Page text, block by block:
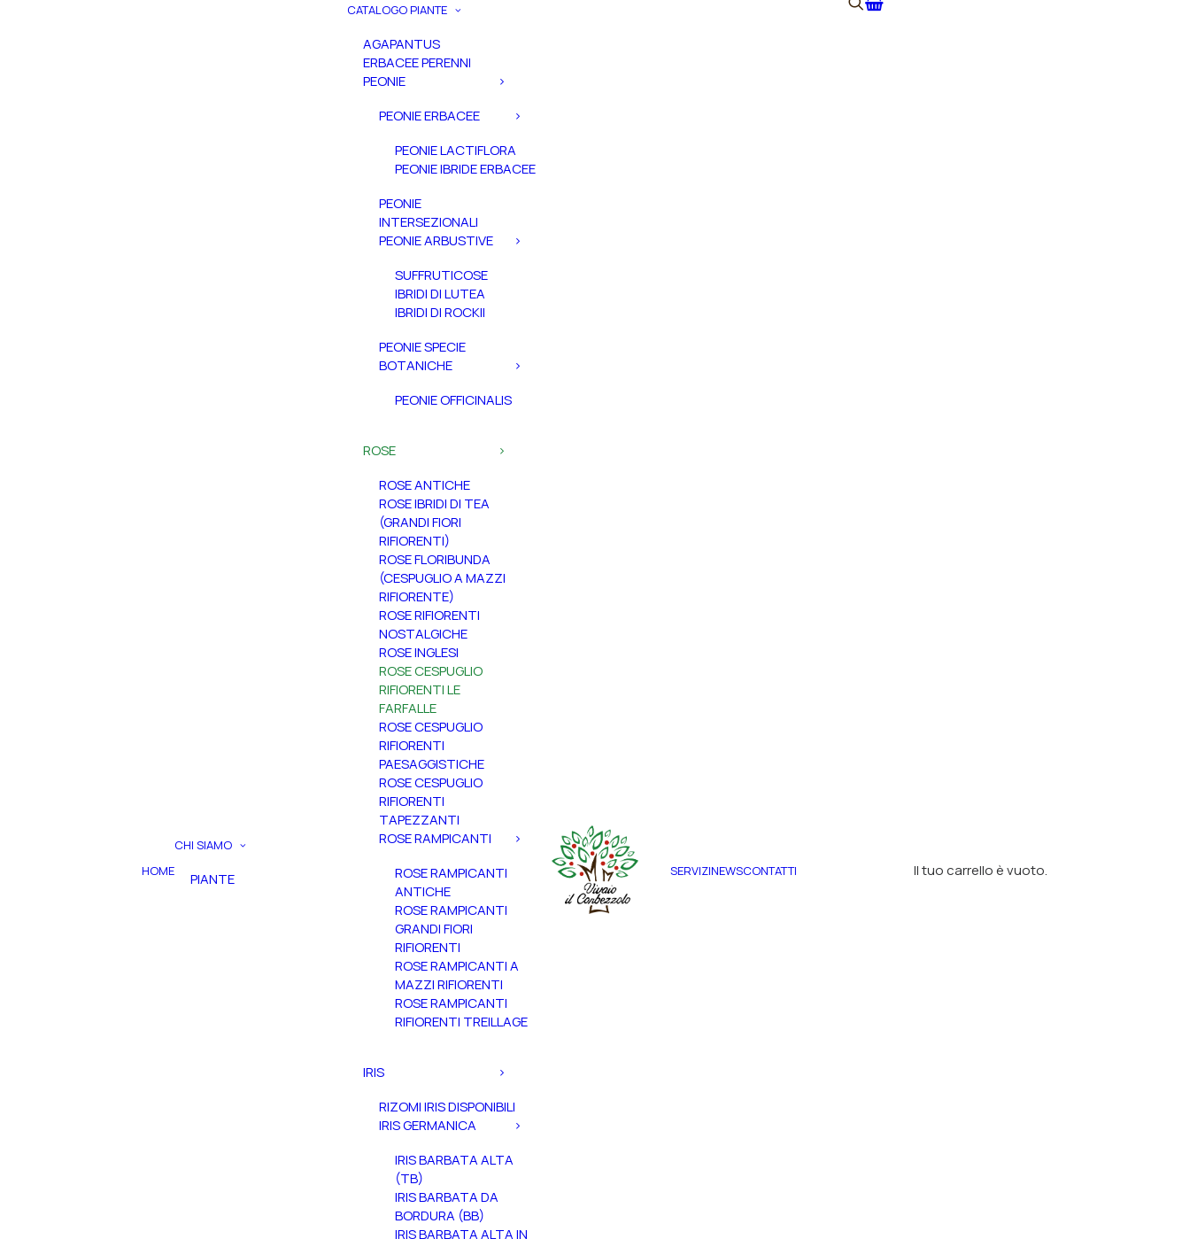
HOME
CHI SIAMO
PIANTE
CATALOGO PIANTE
AGAPANTUS
ERBACEE PERENNI
PEONIE
PEONIE ERBACEE
PEONIE LACTIFLORA
PEONIE IBRIDE ERBACEE
PEONIE
INTERSEZIONALI
PEONIE ARBUSTIVE
SUFFRUTICOSE
IBRIDI DI LUTEA
IBRIDI DI ROCKII
PEONIE SPECIE
BOTANICHE
PEONIE OFFICINALIS
ROSE
ROSE ANTICHE
ROSE IBRIDI DI TEA
(GRANDI FIORI
RIFIORENTI)
ROSE FLORIBUNDA
(CESPUGLIO A MAZZI
RIFIORENTE)
ROSE RIFIORENTI
NOSTALGICHE
ROSE INGLESI
ROSE CESPUGLIO
RIFIORENTI LE
FARFALLE
ROSE CESPUGLIO
RIFIORENTI
PAESAGGISTICHE
ROSE CESPUGLIO
RIFIORENTI
TAPEZZANTI
ROSE RAMPICANTI
ROSE RAMPICANTI
ANTICHE
ROSE RAMPICANTI
GRANDI FIORI
RIFIORENTI
ROSE RAMPICANTI A
MAZZI RIFIORENTI
ROSE RAMPICANTI
RIFIORENTI TREILLAGE
IRIS
RIZOMI IRIS DISPONIBILI
IRIS GERMANICA
IRIS BARBATA ALTA
(TB)
IRIS BARBATA DA
BORDURA (BB)
IRIS BARBATA ALTA IN
SERVIZINEWSCONTATTI Il tuo carrello è vuoto.